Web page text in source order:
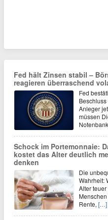
Fed hält Zinsen stabil –
reagieren überraschend
Fed
Anleger
müssen
Schock im Portemonnaie:
kostet das Alter deutlich
denken
Die
Wahrheit:
Alter
Rente, […]